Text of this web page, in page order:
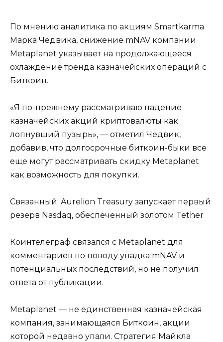
По мнению аналитика по акциям Smartkarma
Марка Чедвика, снижение mNAV компании
Metaplanet указывает на продолжающееся
охлаждение тренда казначейских операций с
Биткоин.
«Я по-прежнему рассматриваю падение
казначейских акций криптовалюты как
лопнувший пузырь», — отметил Чедвик,
добавив, что долгосрочные биткоин-быки все
еще могут рассматривать скидку Metaplanet
как возможность для покупки.
Связанный: Aurelion Treasury запускает первый
резерв Nasdaq, обеспеченный золотом Tether
Коинтелеграф связался с Metaplanet для
комментариев по поводу упадка mNAV и
потенциальных последствий, но не получил
ответа от публикации.
Metaplanet — не единственная казначейская
компания, занимающаяся Биткоин, акции
которой недавно упали. Стратегия Майкла